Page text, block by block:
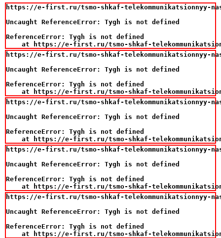
https://e-first.ru/tsmo-shkaf-telekommunikatsionnyy-
Uncaught ReferenceError: Tygh is not defined
ReferenceError: Tygh is not defined
at https://e-first.ru/tsmo-shkaf-
https://e-first.ru/tsmo-shkaf-telekommunikatsionnyy-
Uncaught ReferenceError: Tygh is not defined
ReferenceError: Tygh is not defined
at https://e-first.ru/tsmo-shkaf-
https://e-first.ru/tsmo-shkaf-telekommunikatsionnyy-
Uncaught ReferenceError: Tygh is not defined
ReferenceError: Tygh is not defined
at https://e-first.ru/tsmo-shkaf-
https://e-first.ru/tsmo-shkaf-telekommunikatsionnyy-
Uncaught ReferenceError: Tygh is not defined
ReferenceError: Tygh is not defined
at https://e-first.ru/tsmo-shkaf-
https://e-first.ru/tsmo-shkaf-telekommunikatsionnyy-
Uncaught ReferenceError: Tygh is not defined
ReferenceError: Tygh is not defined
at https://e-first.ru/tsmo-shkaf-